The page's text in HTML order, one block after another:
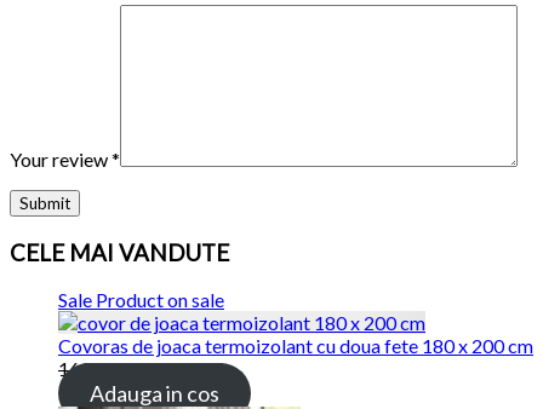
Your review*
CELE MAI VANDUTE
Sale Product on sale
Covoras de joaca termoizolant cu doua fete 180 x 200 cm
169.00lei115.00lei
Adauga in cos